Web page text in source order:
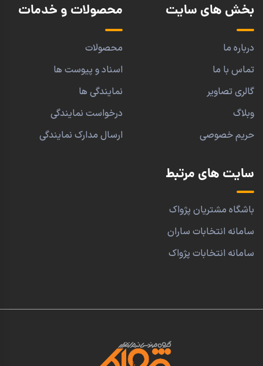
بخش های سایت
درباره ما
تماس با ما
گالری تصاویر
وبلاگ
حریم خصوصی
محصولات و خدمات
محصولات
اسناد و پیوست ها
نمایندگی ها
درخواست نمایندگی
ارسال مدارک نمایندگی
سایت های مرتبط
باشگاه مشتریان پژواک
سامانه انتخابات ساران
سامانه انتخابات پژواک